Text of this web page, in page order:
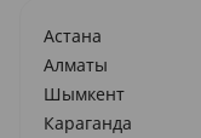
Астана
Алматы
Шымкент
Караганда